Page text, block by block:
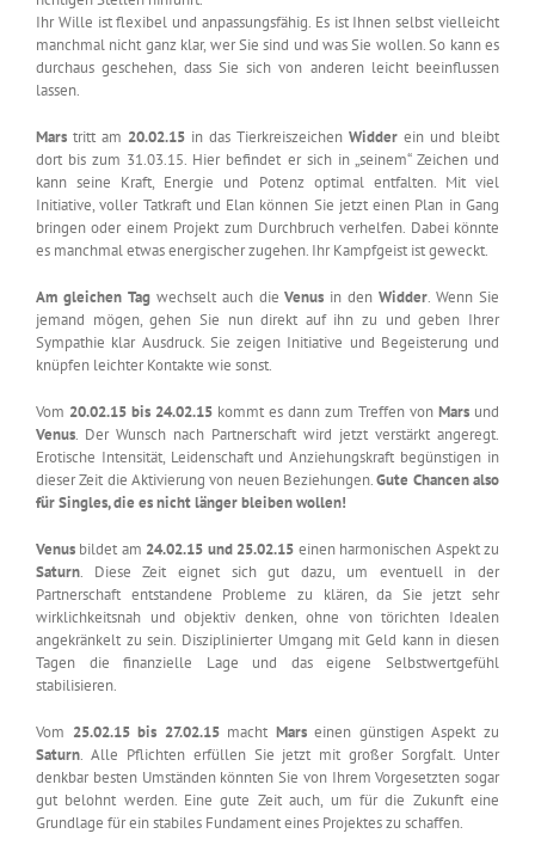
Ihr Wille ist flexibel und anpassungsfähig. Es ist Ihnen selbst vielleicht
manchmal nicht ganz klar, wer Sie sind und was Sie wollen. So kann es
durchaus geschehen, dass Sie sich von anderen leicht beeinflussen
lassen.
Mars tritt am 20.02.15 in das Tierkreiszeichen Widder ein und bleibt
dort bis zum 31.03.15. Hier befindet er sich in „seinem“ Zeichen und
kann seine Kraft, Energie und Potenz optimal entfalten. Mit viel
Initiative, voller Tatkraft und Elan können Sie jetzt einen Plan in Gang
bringen oder einem Projekt zum Durchbruch verhelfen. Dabei könnte
es manchmal etwas energischer zugehen. Ihr Kampfgeist ist geweckt.
Am gleichen Tagwechselt auch dieVenus in denWidder. Wenn Sie
jemand mögen, gehen Sie nun direkt auf ihn zu und geben Ihrer
Sympathie klar Ausdruck. Sie zeigen Initiative und Begeisterung und
knüpfen leichter Kontakte wie sonst.
Vom 20.02.15 bis 24.02.15 kommt es dann zum Treffen von Mars und
Venus. Der Wunsch nach Partnerschaft wird jetzt verstärkt angeregt.
Erotische Intensität, Leidenschaft und Anziehungskraft begünstigen in
dieser Zeit die Aktivierung von neuen Beziehungen.Gute Chancen also
für Singles, die es nicht länger bleiben wollen!
Venus bildet am 24.02.15 und 25.02.15 einen harmonischen Aspekt zu
Saturn. Diese Zeit eignet sich gut dazu, um eventuell in der
Partnerschaft entstandene Probleme zu klären, da Sie jetzt sehr
wirklichkeitsnah und objektiv denken, ohne von törichten Idealen
angekränkelt zu sein. Disziplinierter Umgang mit Geld kann in diesen
Tagen die finanzielle Lage und das eigene Selbstwertgefühl
stabilisieren.
Vom 25.02.15 bis 27.02.15macht Marseinen günstigen Aspekt zu
Saturn. Alle Pflichten erfüllen Sie jetzt mit großer Sorgfalt. Unter
denkbar besten Umständen könnten Sie von Ihrem Vorgesetzten sogar
gut belohnt werden. Eine gute Zeit auch, um für die Zukunft eine
Grundlage für ein stabiles Fundament eines Projektes zu schaffen.